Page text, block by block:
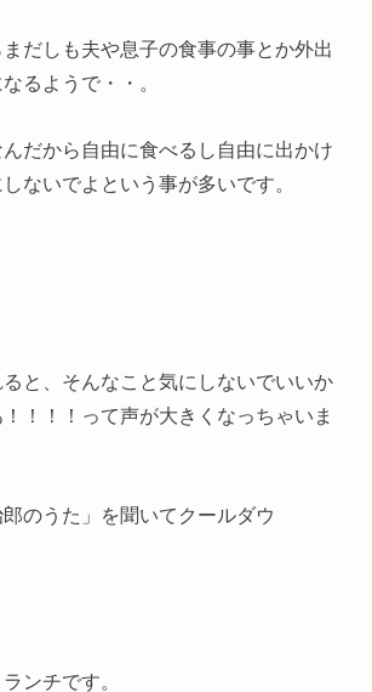
だしも夫や息子の食事の事とか外出
るようで・・。
だから自由に食べるし自由に出かけ
ないでよという事が多いです。
と、そんなこと気にしないでいいか
！！！って声が大きくなっちゃいま
のうた」を聞いてクールダウ
ンチです。